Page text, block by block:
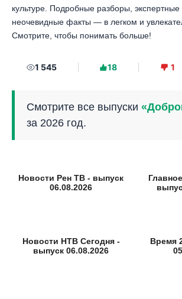
культуре. Подробные разборы,
неочевидные факты — в легком и
Смотрите, чтобы понимать больше!
1 545 18 1
Смотрите все выпуски
за 2026 год.
Новости Рен ТВ - выпуск
06.08.2026
Новости НТВ Сегодня -
выпуск 06.08.2026
Время